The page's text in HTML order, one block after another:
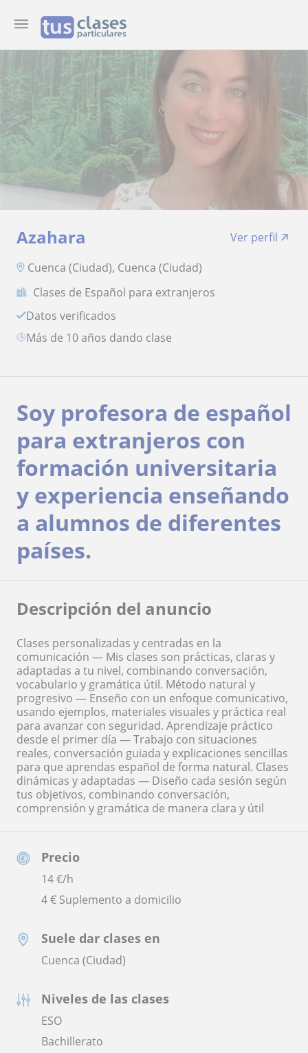
Azahara
Ver perfil
Cuenca (Ciudad), Cuenca (Ciudad)
Clases de Español para extranjeros
Datos verificados
más de 10 años dando clase
Precio
14€/h
4 € Suplemento a domicilio
Suele dar clases en
Cuenca (Ciudad)
Niveles de las clases
ESO
Bachillerato
Soy profesora de español
para extranjeros con
formación universitaria
y experiencia enseñando
a alumnos de diferentes
países.
Descripción del anuncio
Clases personalizadas y centradas en la
comunicación — Mis clases son prácticas, claras y
adaptadas a tu nivel, combinando conversación,
vocabulario y gramática útil. Método natural y
progresivo — Enseño con un enfoque comunicativo,
usando ejemplos, materiales visuales y práctica real
para avanzar con seguridad. Aprendizaje práctico
desde el primer día — Trabajo con situaciones
reales, conversación guiada y explicaciones sencillas
para que aprendas español de forma natural. Clases
dinámicas y adaptadas — Diseño cada sesión según
tus objetivos, combinando conversación,
comprensión y gramática de manera clara y útil